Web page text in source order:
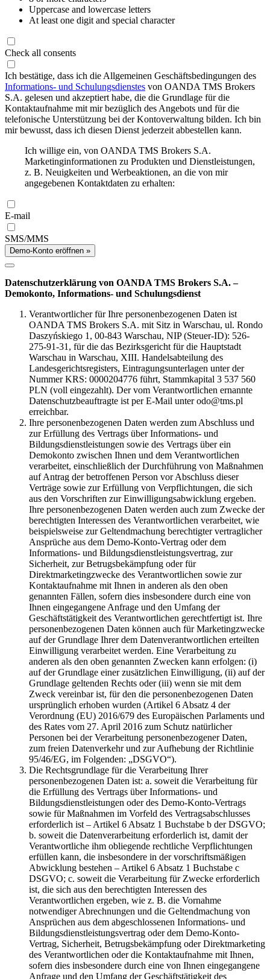
Uppercase and lowercase letters
At least one digit and special character
Check all consents
Ich bestätige, dass ich die Allgemeinen Geschäftsbedingungen des
Informations- und Schulungsdienstes von OANDA TMS Brokers
S.A. gelesen und akzeptiert habe, die die Grundlage für die
Kontaktaufnahme mit mir bezüglich des Angebots und für die
telefonische Unterstützung bei der Kontoverwaltung bilden. Ich bin
mir bewusst, dass ich diesen Dienst jederzeit abbestellen kann.
Ich willige ein, von OANDA TMS Brokers S.A.
Marketinginformationen zu Produkten und Dienstleistungen,
z. B. Neuigkeiten und Werbeaktionen, an die von mir
angegebenen Kontaktdaten zu erhalten:
E-mail
SMS/MMS
Demo-Konto eröffnen »
Datenschutzerklärung von OANDA TMS Brokers S.A. –
Demokonto, Informations- und Schulungsdienst
Verantwortlicher für Ihre personenbezogenen Daten ist
OANDA TMS Brokers S.A. mit Sitz in Warschau, ul. Rondo
Daszyńskiego 1, 00-843 Warschau, NIP (Steuer-ID): 526-
275-91-31, für die das Bezirksgericht für die Hauptstadt
Warschau in Warschau, XIII. Handelsabteilung des
Landesgerichtsregisters, Eintragungsunterlagen unter der
Nummer KRS: 0000204776 führt, Stammkapital 3 537 560
PLN (voll eingezahlt). Der vom Verantwortlichen ernannte
Datenschutzbeauftragte ist per E-Mail unter odo@tms.pl
erreichbar.
Ihre personenbezogenen Daten werden zum Abschluss und
zur Erfüllung des Vertrags über Informations- und
Bildungsdienstleistungen sowie des Vertrags über ein
Demokonto zwischen Ihnen und dem Verantwortlichen
verarbeitet, einschließlich der Durchführung von Maßnahmen
auf Antrag der betroffenen Person vor Abschluss dieser
Verträge sowie zur Erfüllung von Verpflichtungen, die sich
aus den Vorschriften zur Einwilligungsabwicklung ergeben.
Ihre personenbezogenen Daten werden auch zum Zwecke der
berechtigten Interessen des Verantwortlichen verarbeitet, wie
beispielsweise zur Geltendmachung berechtigter vertraglicher
Ansprüche aus dem Demo-Konto-Vertrag oder dem
Informations- und Bildungsdienstleistungsvertrag, zur
Sicherheit, zur Betrugsbekämpfung oder für
Direktmarketingzwecke des Verantwortlichen sowie zur
Kontaktaufnahme mit Ihnen in anderen als den oben
genannten Fällen, sofern dies insbesondere durch eine von
Ihnen eingegangene Anfrage und den Umfang der
Geschäftstätigkeit des Verantwortlichen gerechtfertigt ist. Ihre
personenbezogenen Daten können auch für Marketingzwecke
auf der Grundlage Ihrer dem Datenverantwortlichen erteilten
Einwilligung verarbeitet werden. Eine Verarbeitung zu
anderen als den oben genannten Zwecken kann erfolgen: (i)
auf der Grundlage einer zusätzlichen Einwilligung, (ii) auf der
Grundlage geltenden Rechts oder (iii) wenn sie mit dem
Zweck vereinbar ist, für den die personenbezogenen Daten
ursprünglich erhoben wurden (Artikel 6 Absatz 4 der
Verordnung (EU) 2016/679 des Europäischen Parlaments und
des Rates vom 27. April 2016 zum Schutz natürlicher
Personen bei der Verarbeitung personenbezogener Daten,
zum freien Datenverkehr und zur Aufhebung der Richtlinie
95/46/EG, im Folgenden: „DSGVO“).
Die Rechtsgrundlage für die Verarbeitung Ihrer
personenbezogenen Daten ist: a. soweit die Verarbeitung für
die Erfüllung des Vertrags über Informations- und
Bildungsdienstleistungen oder des Demo-Konto-Vertrags
sowie für Maßnahmen im Vorfeld des Vertragsabschlusses
erforderlich ist – Artikel 6 Absatz 1 Buchstabe b der DSGVO;
b. soweit die Datenverarbeitung erforderlich ist, damit der
Verantwortliche ihm obliegende rechtliche Verpflichtungen
erfüllen kann, die insbesondere in der vorschriftsmäßigen
Abwicklung bestehen – Artikel 6 Absatz 1 Buchstabe c
DSGVO; c. soweit die Verarbeitung für Zwecke erforderlich
ist, die sich aus den berechtigten Interessen des
Verantwortlichen ergeben, wie z. B. die Vornahme
notwendiger Abrechnungen und die Geltendmachung von
Ansprüchen aus dem abgeschlossenen Informations- und
Bildungsdienstleistungsvertrag oder dem Demo-Konto-
Vertrag, Sicherheit, Betrugsbekämpfung oder Direktmarketing
des Verantwortlichen oder die Kontaktaufnahme mit Ihnen,
sofern dies insbesondere durch eine von Ihnen eingegangene
Anfrage und den Umfang der Geschäftstätigkeit des